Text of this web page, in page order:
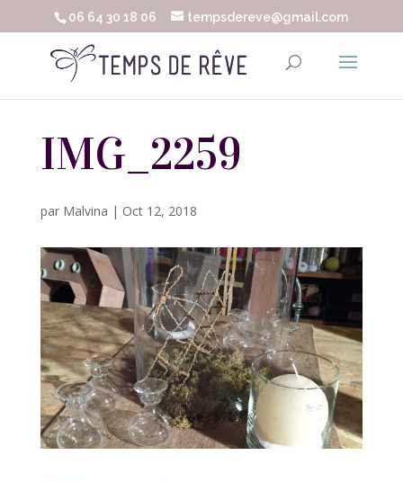
06 64 30 18 06 tempsdereve@gmail.com
IMG_2259
par Malvina | Oct 12, 2018